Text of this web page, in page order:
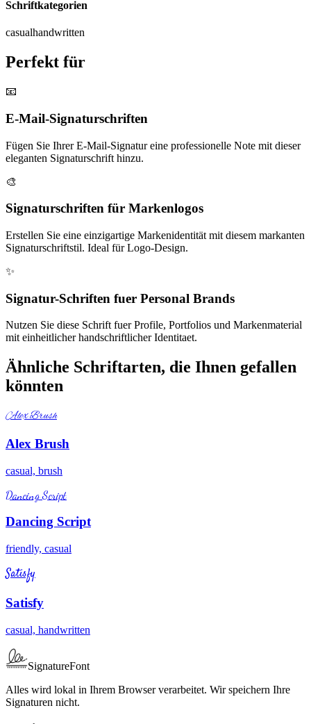
Schriftkategorien
casualhandwritten
Perfekt für
📧
E-Mail-Signaturschriften
Fügen Sie Ihrer E-Mail-Signatur eine professionelle Note mit dieser
eleganten Signaturschrift hinzu.
🎨
Signaturschriften für Markenlogos
Erstellen Sie eine einzigartige Markenidentität mit diesem markanten
Signaturschriftstil. Ideal für Logo-Design.
✨
Signatur-Schriften fuer Personal Brands
Nutzen Sie diese Schrift fuer Profile, Portfolios und Markenmaterial
mit einheitlicher handschriftlicher Identitaet.
Ähnliche Schriftarten, die Ihnen gefallen
könnten
Alex Brush
Alex Brush
casual, brush
Dancing Script
Dancing Script
friendly, casual
Satisfy
Satisfy
casual, handwritten
SignatureFont
Alles wird lokal in Ihrem Browser verarbeitet. Wir speichern Ihre
Signaturen nicht.